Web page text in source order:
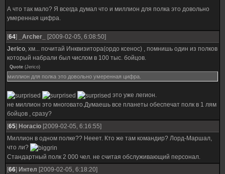
А что так мало? Я всегда думал что и миллион для полка это довольно
умеренная цифра.
[64] _Archer_
[2009-02-05, 6:08:50]
Jerico, хм... почитай Инквизитора(ордо ксенос) , помнишь один из полков
который набрали был числом в 100 тыс. бойцов.
Quote (Jerico)
миллион для полка это довольно умеренная цифра.
это уже легион.
не миллион это многовато.Думаешь все планеты обеспечат полк в 1 лям
бойцов , сразу?
[65] Horacio [2009-02-05, 6:16:55]
Миллион в одном полке?? Нееет. Кто же там командир? Лорд-Маршал,
что ли?
Стандартный полк 2 000 чел. не считая обслуживающий персонал.
[66] Интел [2009-02-05, 6:18:20]